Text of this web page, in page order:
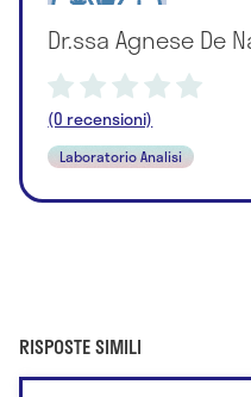
Dr.ssa Agnese De
(0 recensioni)
Laboratorio Analisi
RISPOSTE SIMILI